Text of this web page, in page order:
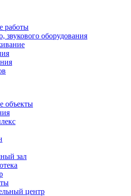
работы
звукового оборудования
объекты
зал
центр